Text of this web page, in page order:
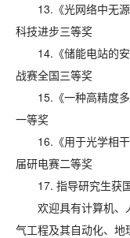
13.《光网络中无
科技进步三等奖
14.《储能电站的
战赛全国三等奖
15.《一种高精度
一等奖
16.《用于光学相
届研电赛二等奖
17. 指导研究生获
欢迎具有计算机、
气工程及其自动化、